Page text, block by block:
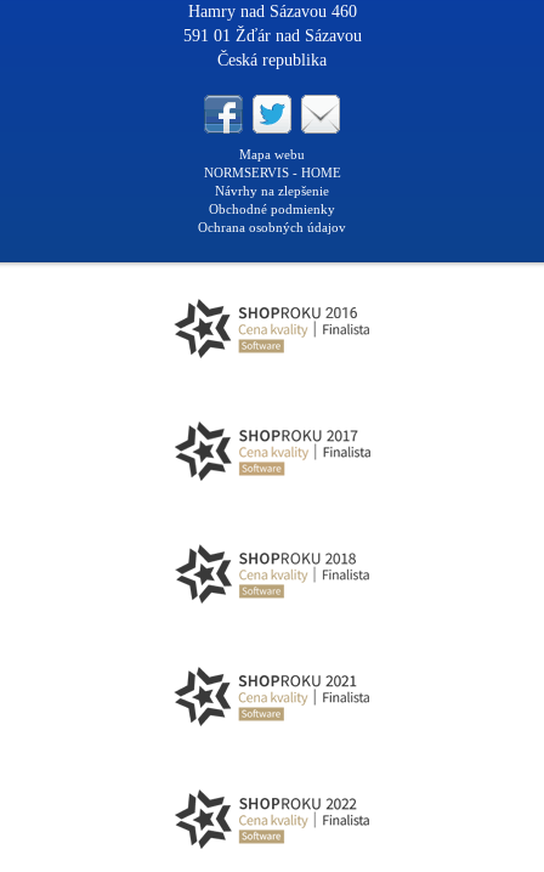
Hamry nad Sázavou 460
591 01 Žďár nad Sázavou
Česká republika
Mapa webu
NORMSERVIS - HOME
Návrhy na zlepšenie
Obchodné podmienky
Ochrana osobných údajov